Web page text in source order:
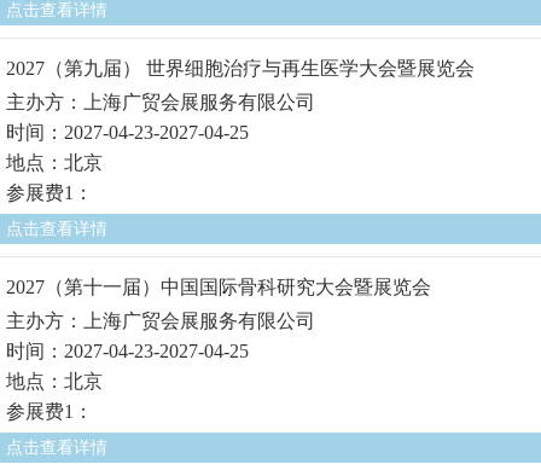
点击查看详情
2027（第九届） 世界细胞治疗与再生医学大会暨展览会
主办方：上海广贸会展服务有限公司
时间：2027-04-23-2027-04-25
地点：北京
参展费1：
点击查看详情
2027（第十一届）中国国际骨科研究大会暨展览会
主办方：上海广贸会展服务有限公司
时间：2027-04-23-2027-04-25
地点：北京
参展费1：
点击查看详情